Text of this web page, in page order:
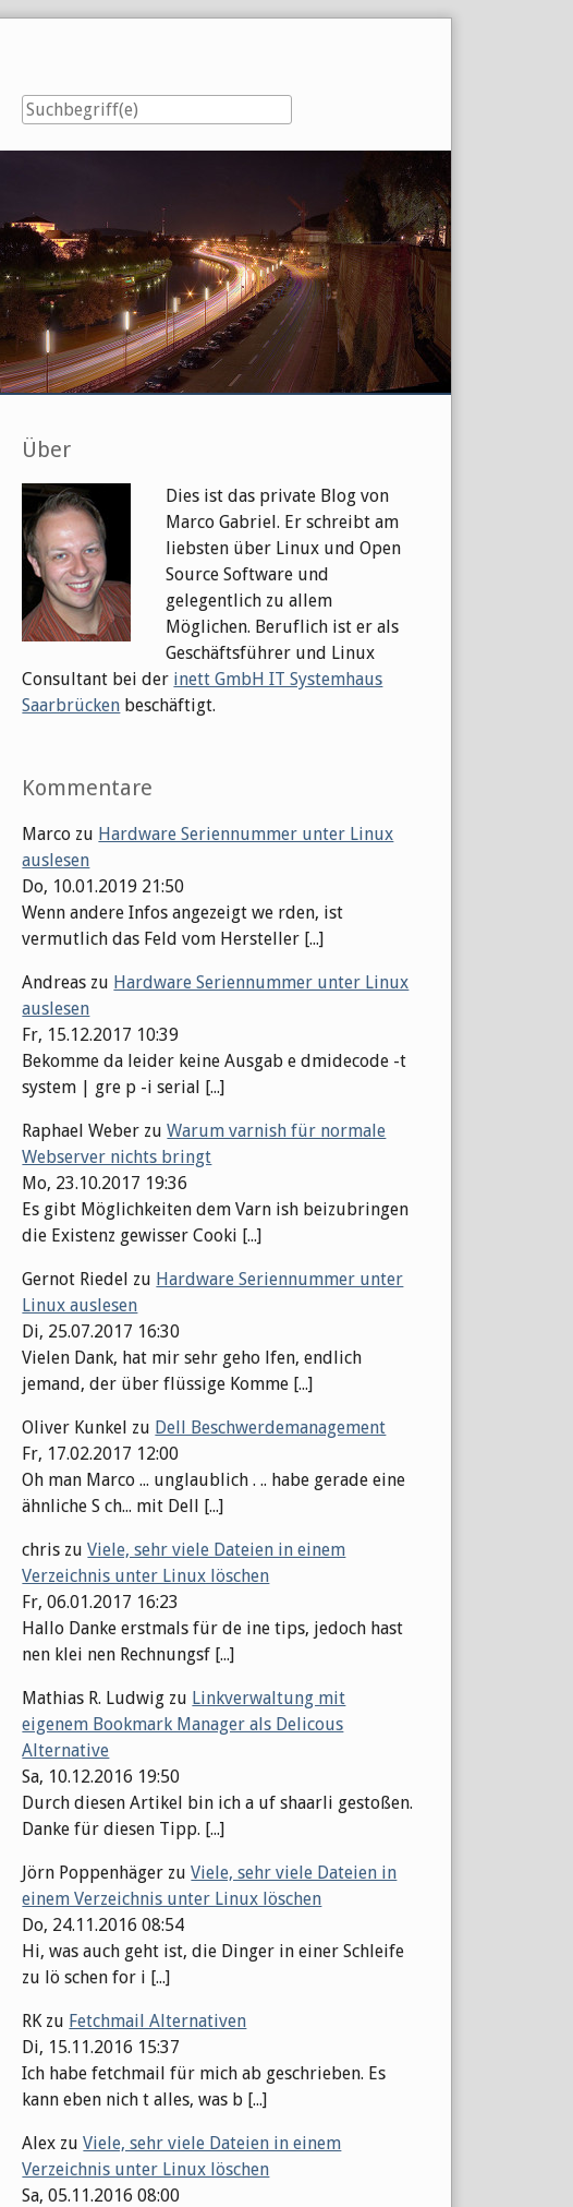
Seitenleiste
Über
Dies ist das private Blog von
Marco Gabriel. Er schreibt am
liebsten über Linux und Open
Source Software und
gelegentlich zu allem
Möglichen. Beruflich ist er als
Geschäftsführer und Linux
Consultant bei der inett GmbH IT Systemhaus
Saarbrücken beschäftigt.
Kommentare
Marco zu Hardware Seriennummer unter Linux
auslesen
Do, 10.01.2019 21:50
Wenn andere Infos angezeigt we rden, ist
vermutlich das Feld vom Hersteller [...]
Andreas zu Hardware Seriennummer unter Linux
auslesen
Fr, 15.12.2017 10:39
Bekomme da leider keine Ausgab e dmidecode -t
system | gre p -i serial [...]
Raphael Weber zuWarum varnish für normale
Webserver nichts bringt
Mo, 23.10.2017 19:36
Es gibt Möglichkeiten dem Varn ish beizubringen
die Existenz gewisser Cooki [...]
Gernot Riedel zu Hardware Seriennummer unter
Linux auslesen
Di, 25.07.2017 16:30
Vielen Dank, hat mir sehr geho lfen, endlich
jemand, der über flüssige Komme [...]
Oliver Kunkel zu Dell Beschwerdemanagement
Fr, 17.02.2017 12:00
Oh man Marco ... unglaublich . .. habe gerade eine
ähnliche S ch... mit Dell [...]
chris zuViele, sehr viele Dateien in einem
Verzeichnis unter Linux löschen
Fr, 06.01.2017 16:23
Hallo Danke erstmals für de ine tips, jedoch hast
nen klei nen Rechnungsf [...]
Mathias R. Ludwig zu Linkverwaltung mit
eigenem Bookmark Manager als Delicous
Alternative
Sa, 10.12.2016 19:50
Durch diesen Artikel bin ich a uf shaarli gestoßen.
Danke für diesen Tipp. [...]
Jörn Poppenhäger zuViele, sehr viele Dateien in
einem Verzeichnis unter Linux löschen
Do, 24.11.2016 08:54
Hi, was auch geht ist, die Dinger in einer Schleife
zu lö schen for i [...]
RK zu Fetchmail Alternativen
Di, 15.11.2016 15:37
Ich habe fetchmail für mich ab geschrieben. Es
kann eben nich t alles, was b [...]
Alex zuViele, sehr viele Dateien in einem
Verzeichnis unter Linux löschen
Sa, 05.11.2016 08:00